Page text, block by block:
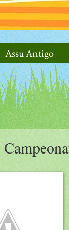
Assu Antigo